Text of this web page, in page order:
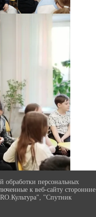
обработки персональных
к веб-сайту сторонние
"Спутник